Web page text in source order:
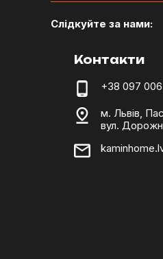
Слідкуйте за нами:
Контакти
+38 097
м. Львів,
вул.